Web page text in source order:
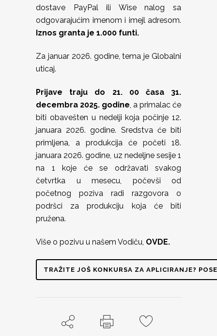
dostave PayPal ili Wise nalog sa
odgovarajućim imenom i imejl adresom.
Iznos granta je 1.000 funti.
Za januar 2026. godine, tema je Globalni
uticaj.
Prijave traju do 21. 00 časa 31.
decembra 2025. godine, a primalac će
biti obavešten u nedelji koja počinje 12.
januara 2026. godine. Sredstva će biti
primljena, a produkcija će početi 18.
januara 2026. godine, uz nedeljne sesije 1
na 1 koje će se održavati svakog
četvrtka u mesecu, počevši od
početnog poziva radi razgovora o
podršci za produkciju koja će biti
pružena.
Više o pozivu u našem Vodiču, OVDE.
TRAŽITE JOŠ KONKURSA ZA APLICIRANJE?